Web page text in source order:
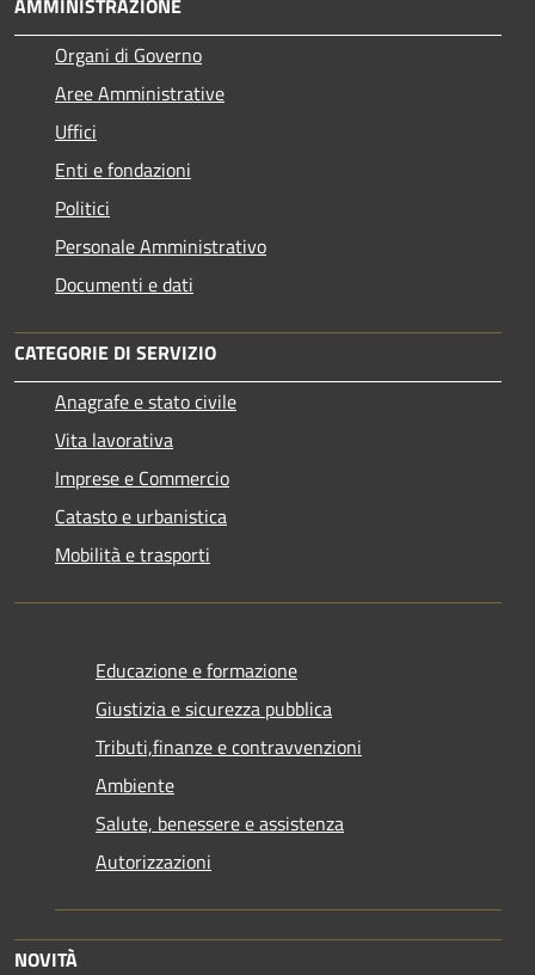
Organi di Governo
Aree Amministrative
Uffici
Enti e fondazioni
Politici
Personale Amministrativo
Documenti e dati
CATEGORIE DI SERVIZIO
Anagrafe e stato civile
Vita lavorativa
Imprese e Commercio
Catasto e urbanistica
Mobilità e trasporti
Educazione e formazione
Giustizia e sicurezza pubblica
Tributi,finanze e contravvenzioni
Ambiente
Salute, benessere e assistenza
Autorizzazioni
NOVITÀ